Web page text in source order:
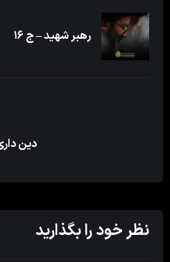
رهبر شهید – ج ۱۶
دین
نظر خود را بگذارید